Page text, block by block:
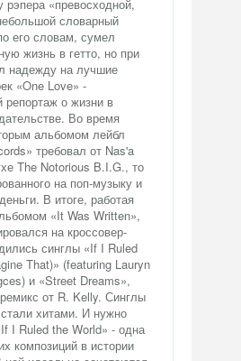
рэпера «превосходной,
словарный
его словам, сумел
жизнь в гетто, но при
надежду на лучшие
«One Love» -
репортаж о жизни в
Во время
альбомом лейбл
требовал от Nas'a
The Notorious B.I.G., то
на поп-музыку и
В итоге, работая
«It Was Written»,
на кроссовер-
синглы «If I Ruled
That)» (featuring Lauryn
и «Street Dreams»,
от R. Kelly. Синглы
хитами. И нужно
I Ruled the World» - одна
композиций в истории